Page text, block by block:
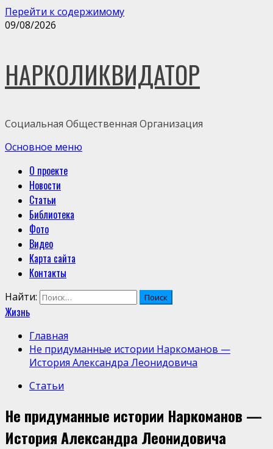
Перейти к содержимому
09/08/2026
НАРКОЛИКВИДАТОР
Социальная Общественная Организация
Основное меню
О проекте
Новости
Статьи
Библиотека
Фото
Видео
Карта сайта
Контакты
Найти:
Жизнь
Главная
Не придуманные истории Наркоманов —
История Александра Леонидовича
Статьи
Не придуманные истории Наркоманов —
История Александра Леонидовича